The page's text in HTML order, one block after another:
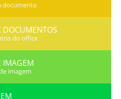
documento
DOCUMENTOS
do office
IMAGEM
imagem